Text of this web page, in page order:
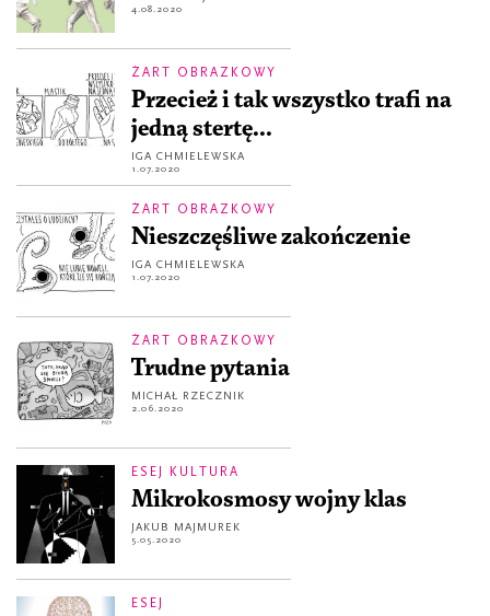
4.08.2020
ŻART OBRAZKOWY
Przecież i tak wszystko trafi na
jedną stertę...
IGA CHMIELEWSKA
1.07.2020
ŻART OBRAZKOWY
Nieszczęśliwe zakończenie
IGA CHMIELEWSKA
1.07.2020
ŻART OBRAZKOWY
Trudne pytania
MICHAŁ RZECZNIK
2.06.2020
ESEJ KULTURA
Mikrokosmosy wojny klas
JAKUB MAJMUREK
5.05.2020
ESEJ